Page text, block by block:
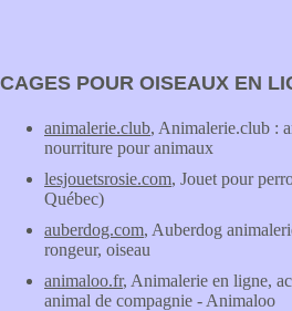
CAGES POUR OISEAUX EN
animalerie.club, Animalerie.club :
nourriture pour animaux
lesjouetsrosie.com, Jouet pour
Québec)
auberdog.com, Auberdog
rongeur, oiseau
animaloo.fr, Animalerie en ligne,
animal de compagnie - Animaloo